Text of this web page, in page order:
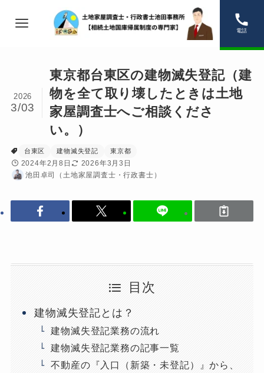
電話
東京都台東区の建物滅失登記（建
物を全て取り壊したときは土地
家屋調査士へご相談くださ
い。）
2026
3/03
台東区 建物滅失登記 東京都
2024年2月8日
2026年3月3日
池田卓司（土地家屋調査士・行政書士）
目次
建物滅失登記とは？
建物滅失登記業務の流れ
建物滅失登記業務の記事一覧
不動産の『入口（新築・未登記）』から、